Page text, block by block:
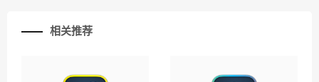
相关推荐